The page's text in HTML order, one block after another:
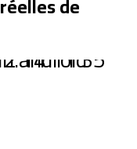
pour le soutien au
pour
2030
énergétique et